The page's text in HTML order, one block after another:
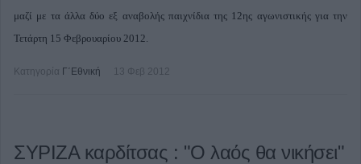
μαζί με τα άλλα δύο εξ αναβολής παιχνίδια της 12ης αγωνιστικής για την
Τετάρτη 15 Φεβρουαρίου 2012.
Κατηγορία Γ΄Εθνική 13 Φεβ 2012
ΣΥΡΙΖΑ καρδίτσας : "Ο λαός θα νικήσει"